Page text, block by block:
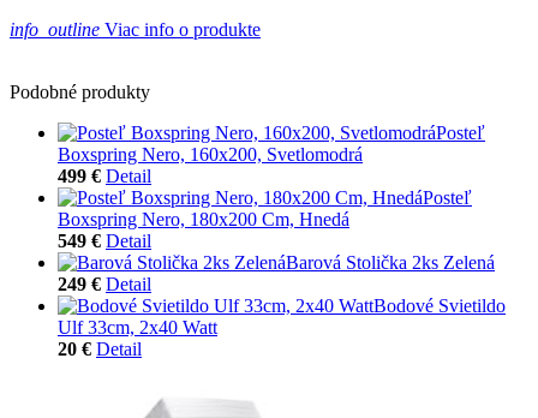
info_outline Viac info o produkte
Podobné produkty
Posteľ
Boxspring Nero, 160x200, Svetlomodrá
499 € Detail
Posteľ
Boxspring Nero, 180x200 Cm, Hnedá
549 € Detail
Barová Stolička 2ks Zelená
249 € Detail
Bodové Svietildo
Ulf 33cm, 2x40 Watt
20 € Detail